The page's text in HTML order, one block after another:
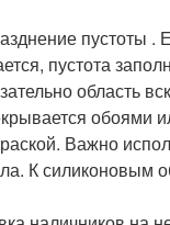
пустоты .
пустота
область
обоями
Важно
К силиконовым